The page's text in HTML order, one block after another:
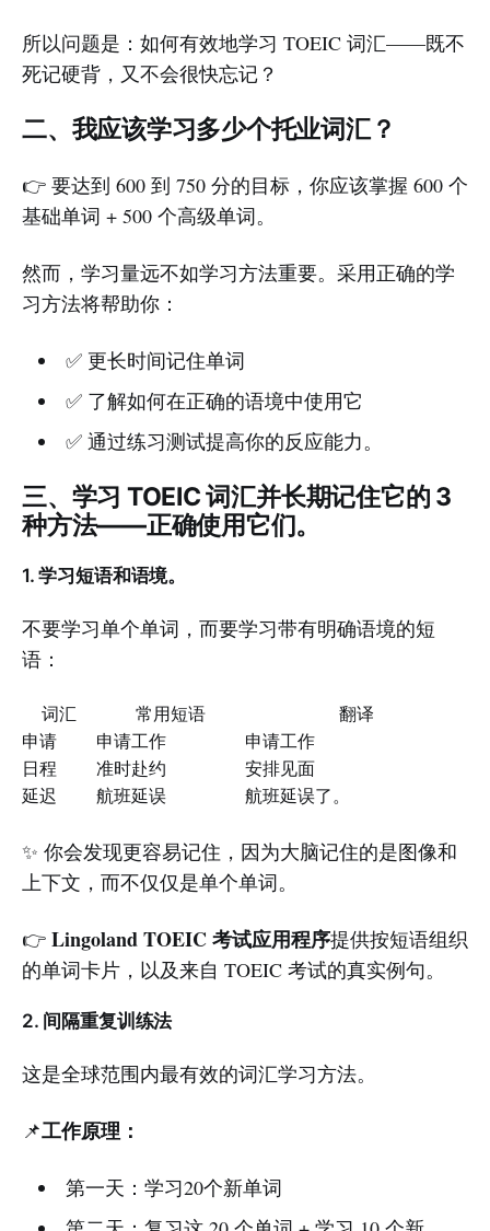
所以问题是：如何有效地学习 TOEIC 词汇——既不
死记硬背，又不会很快忘记？
二、我应该学习多少个托业词汇？
👉 要达到 600 到 750 分的目标，你应该掌握 600 个
基础单词 + 500 个高级单词。
然而，学习量远不如学习方法重要。采用正确的学
习方法将帮助你：
✅ 更长时间记住单词
✅ 了解如何在正确的语境中使用它
✅ 通过练习测试提高你的反应能力。
三、学习 TOEIC 词汇并长期记住它的 3
种方法——正确使用它们。
1. 学习短语和语境。
不要学习单个单词，而要学习带有明确语境的短
语：
词汇 常用短语
翻译
申请
申请工作
申请工作
日程
准时赴约
安排见面
延迟
航班延误 航班延误了。
✨ 你会发现更容易记住，因为大脑记住的是图像和
上下文，而不仅仅是单个单词。
👉 Lingoland TOEIC 考试应用程序提供按短语组织
的单词卡片，以及来自 TOEIC 考试的真实例句。
2. 间隔重复训练法
这是全球范围内最有效的词汇学习方法。
📌工作原理：
第一天：学习20个新单词